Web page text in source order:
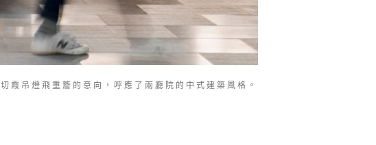
切霞吊燈飛重簷的意向，呼應了兩廳院的中式建築風格。